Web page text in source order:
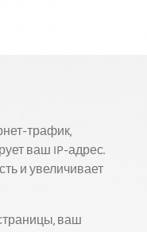
трафик,
ваш IP-адрес.
и увеличивает
ваш